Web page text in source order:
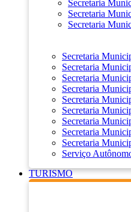
Secretaria
Secretaria
Secretaria
Secretaria
Secretaria
Secretaria
Secretaria
Secretaria
Secretaria
Secretaria
Secretaria
Secretaria
Serviço
TURISMO